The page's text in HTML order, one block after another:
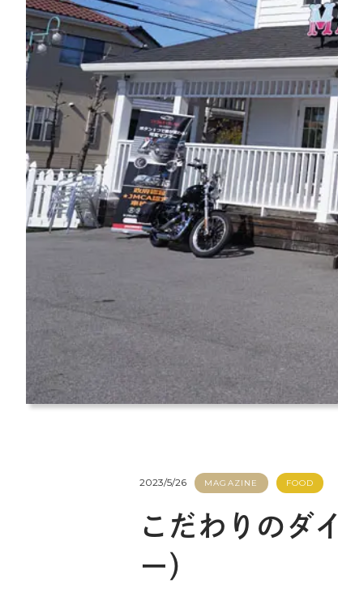
2023/5/26 MAGAZINE FOOD
こだわりのダ
ー）